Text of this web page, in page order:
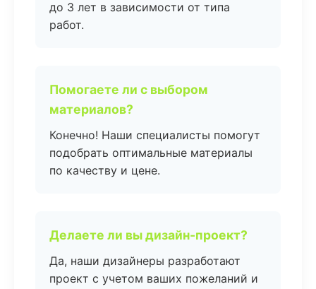
до 3 лет в зависимости от типа
работ.
Помогаете ли с выбором
материалов?
Конечно! Наши специалисты помогут
подобрать оптимальные материалы
по качеству и цене.
Делаете ли вы дизайн-проект?
Да, наши дизайнеры разработают
проект с учетом ваших пожеланий и